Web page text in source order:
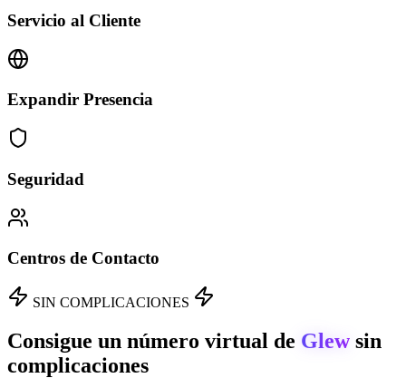
Servicio al Cliente
Expandir Presencia
Seguridad
Centros de Contacto
SIN COMPLICACIONES
Consigue un número virtual de Glew sin
complicaciones